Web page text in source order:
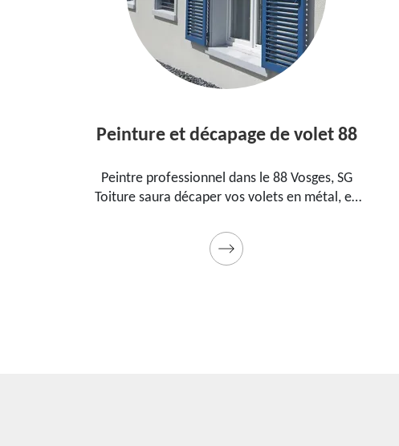
Peinture et décapage de volet 88
Peintre professionnel dans le 88 Vosges, SG
Toiture saura décaper vos volets en métal, en
Utilise des produits et des peintures de qualité.
Devis détaillé offert